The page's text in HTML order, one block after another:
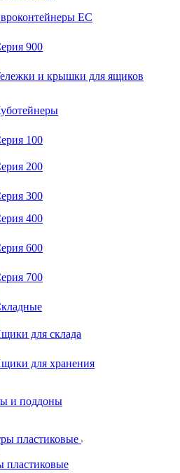
ЕС
900
и крышки для ящиков
100
200
300
400
600
700
для склада
для хранения
и поддоны
пластиковые
пластиковые